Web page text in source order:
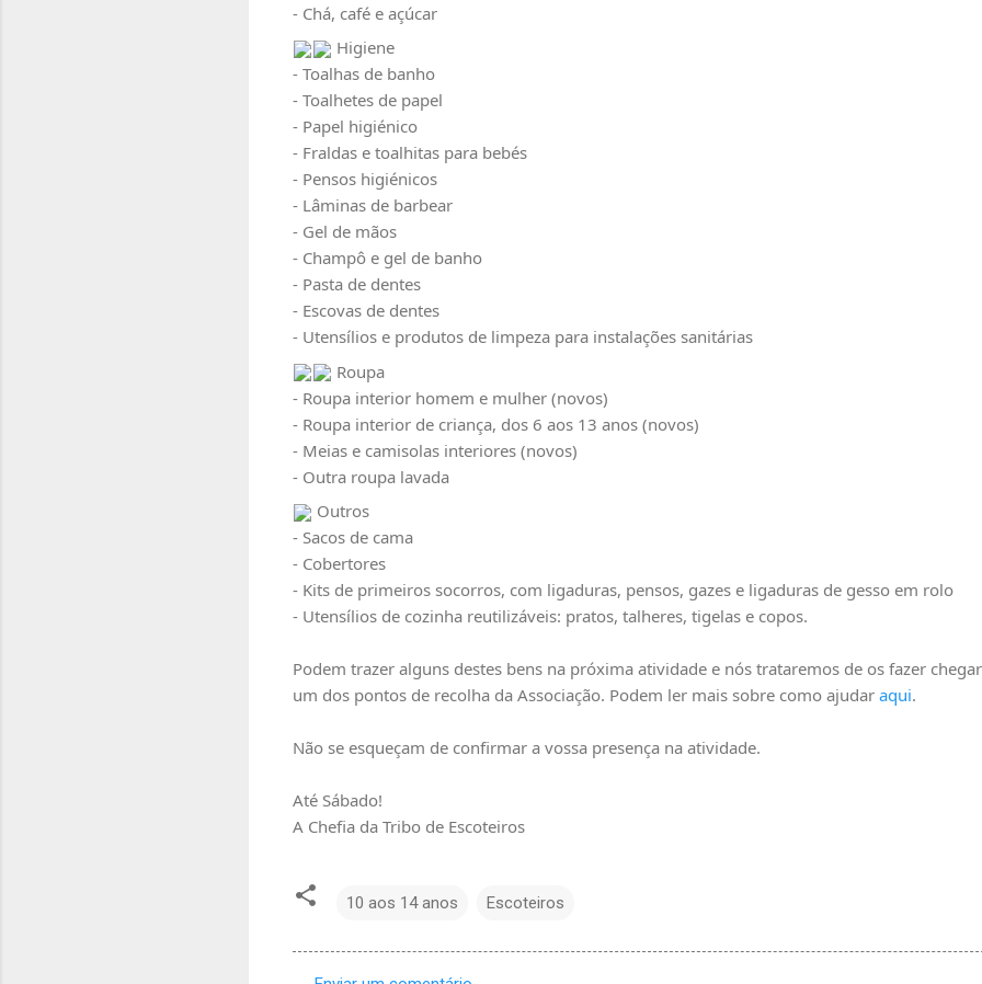
- Chá, café e açúcar
Higiene
- Toalhas de banho
- Toalhetes de papel
- Papel higiénico
- Fraldas e toalhitas para bebés
- Pensos higiénicos
- Lâminas de barbear
- Gel de mãos
- Champô e gel de banho
- Pasta de dentes
- Escovas de dentes
- Utensílios e produtos de limpeza para instalações sanitárias
Roupa
- Roupa interior homem e mulher (novos)
- Roupa interior de criança, dos 6 aos 13 anos (novos)
- Meias e camisolas interiores (novos)
- Outra roupa lavada
Outros
- Sacos de cama
- Cobertores
- Kits de primeiros socorros, com ligaduras, pensos, gazes e ligaduras de gesso em rolo
- Utensílios de cozinha reutilizáveis: pratos, talheres, tigelas e copos.
Podem trazer alguns destes bens na próxima atividade e nós trataremos de os fazer
um dos pontos de recolha da Associação. Podem ler mais sobre como ajudar aqui.
Não se esqueçam de confirmar a vossa presença na atividade.
Até Sábado!
A Chefia da Tribo de Escoteiros
10 aos 14 anos Escoteiros